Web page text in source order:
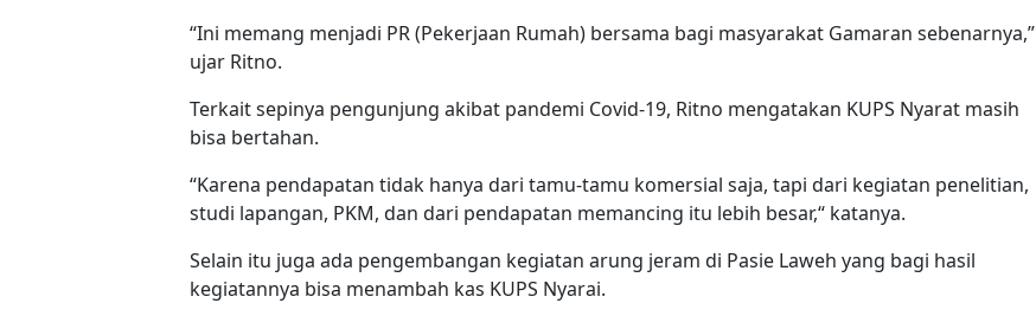
“Ini memang menjadi PR (Pekerjaan Rumah) bersama bagi masyarakat Gamaran sebenarnya,”
ujar Ritno.
Terkait sepinya pengunjung akibat pandemi Covid-19, Ritno mengatakan KUPS Nyarat masih
bisa bertahan.
“Karena pendapatan tidak hanya dari tamu-tamu komersial saja, tapi dari kegiatan penelitian,
studi lapangan, PKM, dan dari pendapatan memancing itu lebih besar,“ katanya.
Selain itu juga ada pengembangan kegiatan arung jeram di Pasie Laweh yang bagi hasil
kegiatannya bisa menambah kas KUPS Nyarai.